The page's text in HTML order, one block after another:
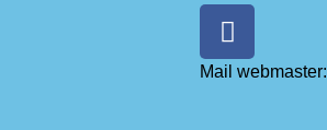
Mail webmaster: